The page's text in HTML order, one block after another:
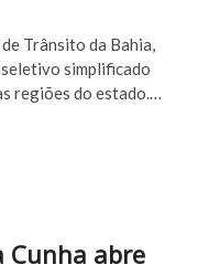
Trânsito da Bahia,
simplificado
regiões do estado.…
Cunha abre